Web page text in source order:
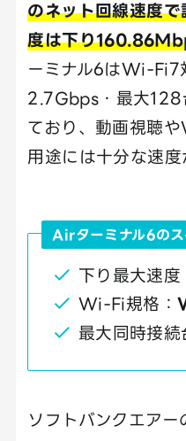
のネット回線速度
度は下り
ーミナル6はWi-Fi7
2.7Gbps・最大128
ており、動画視聴
用途には十分な速度
Airターミナル6のス
下り最大速度
Wi-Fi規格：
最大同時接続
ソフトバンクエア